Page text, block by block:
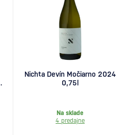
Nichta Devín Močiarno 2024
0,75l
Na sklade
4 predajne